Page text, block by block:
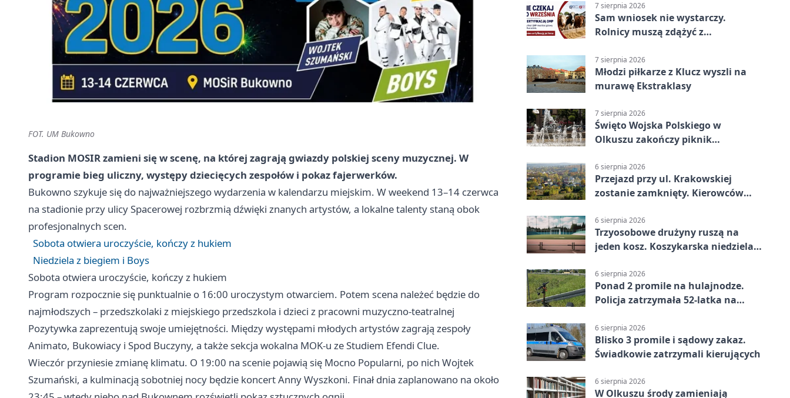
FOT. UM Bukowno
Stadion MOSIR zamieni się w scenę, na której zagrają gwiazdy polskiej sceny muzycznej. W
programie bieg uliczny, występy dziecięcych zespołów i pokaz fajerwerków.
Bukowno szykuje się do najważniejszego wydarzenia w kalendarzu miejskim. W weekend 13–14 czerwca
na stadionie przy ulicy Spacerowej rozbrzmią dźwięki znanych artystów, a lokalne talenty staną obok
profesjonalnych scen.
Sobota otwiera uroczyście, kończy z hukiem
Niedziela z biegiem i Boys
Sobota otwiera uroczyście, kończy z hukiem
Program rozpocznie się punktualnie o 16:00 uroczystym otwarciem. Potem scena należeć będzie do
najmłodszych – przedszkolaki z miejskiego przedszkola i dzieci z pracowni muzyczno-teatralnej
Pozytywka zaprezentują swoje umiejętności. Między występami młodych artystów zagrają zespoły
Animato, Bukowiacy i Spod Buczyny, a także sekcja wokalna MOK-u ze Studiem Efendi Clue.
Wieczór przyniesie zmianę klimatu. O 19:00 na scenie pojawią się Mocno Popularni, po nich Wojtek
Szumański, a kulminacją sobotniej nocy będzie koncert Anny Wyszkoni. Finał dnia zaplanowano na około
7 sierpnia 2026
Sam wniosek nie wystarczy.
Rolnicy muszą zdążyć z
7 sierpnia 2026
Młodzi piłkarze z Klucz wyszli na
murawę Ekstraklasy
7 sierpnia 2026
Święto Wojska Polskiego w
Olkuszu zakończy piknik
6 sierpnia 2026
Przejazd przy ul. Krakowskiej
zostanie zamknięty. Kierowców
6 sierpnia 2026
Trzyosobowe drużyny ruszą na
jeden kosz. Koszykarska niedziela
6 sierpnia 2026
Ponad 2 promile na hulajnodze.
Policja zatrzymała 52-latka na
6 sierpnia 2026
Blisko 3 promile i sądowy zakaz.
Świadkowie zatrzymali kierujących
6 sierpnia 2026
W Olkuszu środy zamieniają